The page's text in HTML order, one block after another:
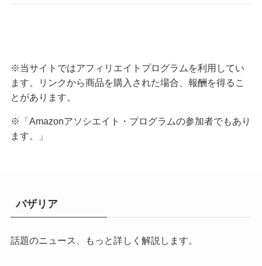
※当サイトではアフィリエイトプログラムを利用してい
ます。リンクから商品を購入された場合、報酬を得るこ
とがあります。
※「Amazonアソシエイト・プログラムの参加者でもあり
ます。」
バザリア
話題のニュース、もっと詳しく解説します。